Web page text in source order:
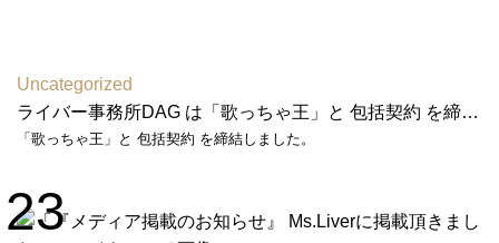
Uncategorized
ライバー事務所DAG は「歌っちゃ王」と 包括契約 を締結しました
「歌っちゃ王」と 包括契約 を締結しました。
23